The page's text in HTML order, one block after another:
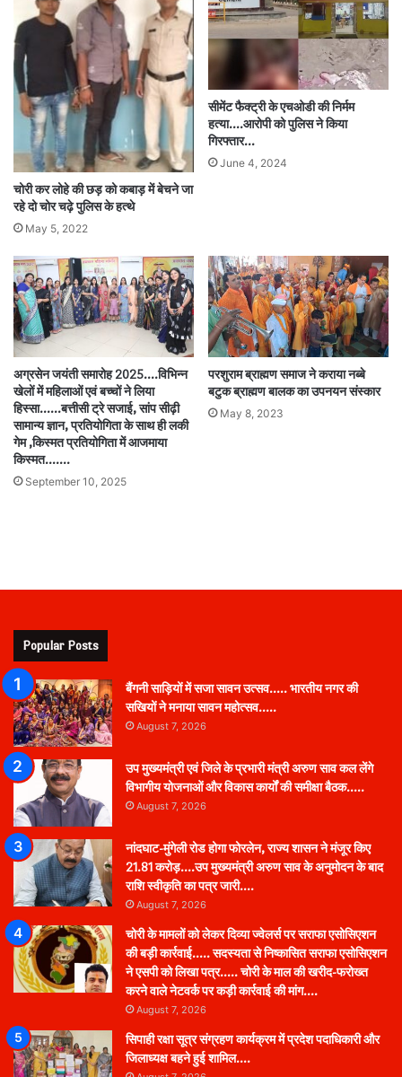
चोरी कर लोहे की छड़ को कबाड़ में बेचने जा
रहे दो चोर चढ़े पुलिस के हत्थे
May 5, 2022
सीमेंट फैक्ट्री के एचओडी की निर्मम
हत्या….आरोपी को पुलिस ने किया
गिरफ्तार…
June 4, 2024
अग्रसेन जयंती समारोह 2025….विभिन्न
खेलों में महिलाओं एवं बच्चों ने लिया
हिस्सा……बत्तीसी ट्रे सजाई, सांप सीढ़ी
सामान्य ज्ञान, प्रतियोगिता के साथ ही लकी
गेम ,किस्मत प्रतियोगिता में आजमाया
किस्मत…….
September 10, 2025
परशुराम ब्राह्मण समाज ने कराया नब्बे
बटुक ब्राह्मण बालक का उपनयन संस्कार
May 8, 2023
Popular Posts
बैंगनी साड़ियों में सजा सावन उत्सव….. भारतीय नगर की
सखियों ने मनाया सावन महोत्सव…..
August 7, 2026
उप मुख्यमंत्री एवं जिले के प्रभारी मंत्री अरुण साव कल लेंगे
विभागीय योजनाओं और विकास कार्यों की समीक्षा बैठक…..
August 7, 2026
नांदघाट-मुंगेली रोड होगा फोरलेन, राज्य शासन ने मंजूर किए
21.81 करोड़….उप मुख्यमंत्री अरुण साव के अनुमोदन के बाद
राशि स्वीकृति का पत्र जारी….
August 7, 2026
चोरी के मामलों को लेकर दिव्या ज्वेलर्स पर सराफा एसोसिएशन
की बड़ी कार्रवाई….. सदस्यता से निष्कासित सराफा एसोसिएशन
ने एसपी को लिखा पत्र….. चोरी के माल की खरीद-फरोख्त
करने वाले नेटवर्क पर कड़ी कार्रवाई की मांग….
August 7, 2026
सिपाही रक्षा सूत्र संग्रहण कार्यक्रम में प्रदेश पदाधिकारी और
जिलाध्यक्ष बहने हुई शामिल….